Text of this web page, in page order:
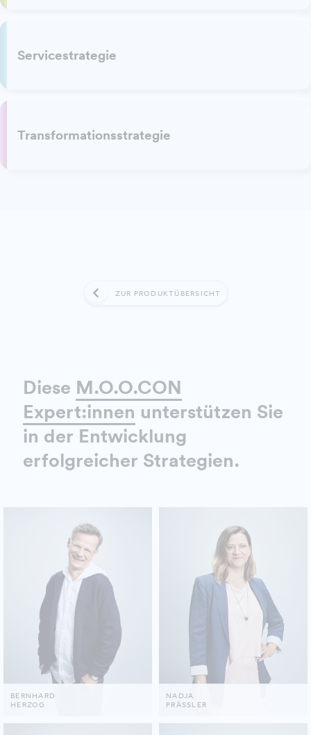
Servicestrategie
Transformationsstrategie
ZUR PRODUKTÜBERSICHT
Diese M.O.O.CON
Expert:innen unterstützen Sie
in der Entwicklung
erfolgreicher Strategien.
BERNHARD
HERZOG
NADJA
PRÄSSLER